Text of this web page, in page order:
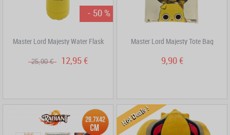
- 50 %
Master Lord Majesty Water Flask
25,90 € 12,95 €
Master Lord Majesty Tote Bag
9,90 €
Hot Deals !